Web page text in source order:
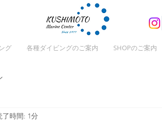
グ 各種ダイビングのご案内 SHOPのご案内
了時間: 1分